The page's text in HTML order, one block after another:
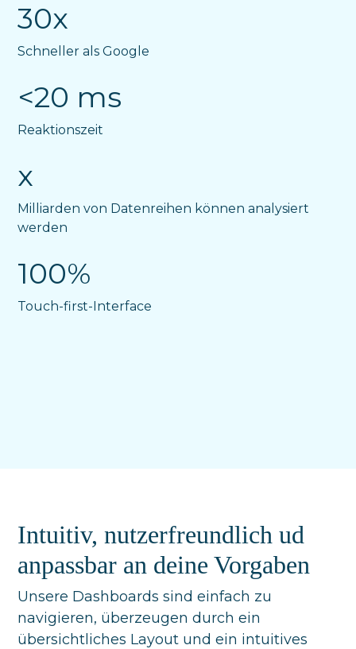
30x
Schneller als Google
<20 ms
Reaktionszeit
x
Milliarden von Datenreihen können analysiert
werden
100%
Touch-first-Interface
Intuitiv, nutzerfreundlich ud
anpassbar an deine Vorgaben
Unsere Dashboards sind einfach zu
navigieren, überzeugen durch ein
übersichtliches Layout und ein intuitives